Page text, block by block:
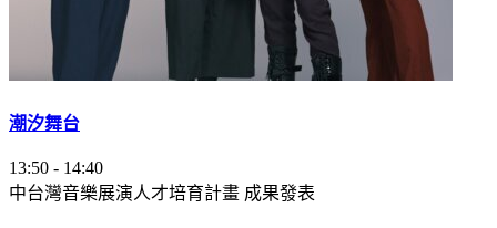
潮汐舞台
13:50 - 14:40
中台灣音樂展演人才培育計畫 成果發表